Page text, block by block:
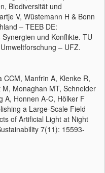
Biodiversität und
V, Wüstemann H & Bonn
– TEEB DE:
und Konflikte. TU
– UFZ.
CCM, Manfrin A, Klenke R,
Monaghan MT, Schneider
A, Honnen A-C, Hölker F
a Large-Scale Field
of Artificial Light at Night
7(11): 15593-